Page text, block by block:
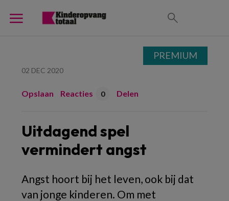
02 DEC 2020
Opslaan Reacties 0 Delen
Uitdagend spel
vermindert angst
Angst hoort bij het leven, ook bij dat
van jonge kinderen. Om met
PREMIUM